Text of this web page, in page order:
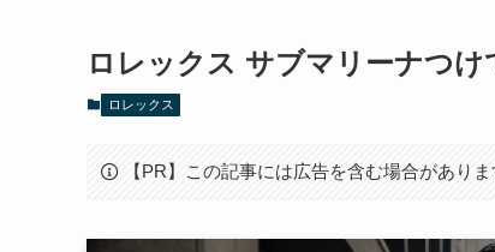
ロレックス サブマリーナつ
ロレックス
【PR】この記事には広告を含む場合がありま